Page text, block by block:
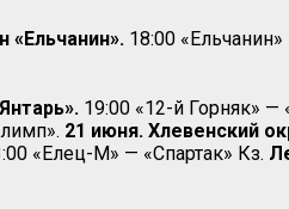
«Ельчанин». 18:00
19:00 «12-й Горняк» —
21 июня. Хлевенский
«Елец-М» — «Спартак» Кз.